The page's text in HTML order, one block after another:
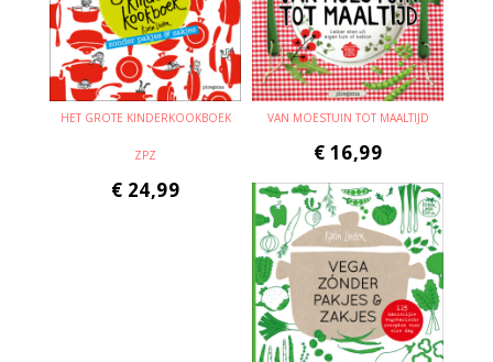
HET GROTE KINDERKOOKBOEK
ZPZ
€ 24,99
VAN MOESTUIN TOT MAALTIJD
€ 16,99